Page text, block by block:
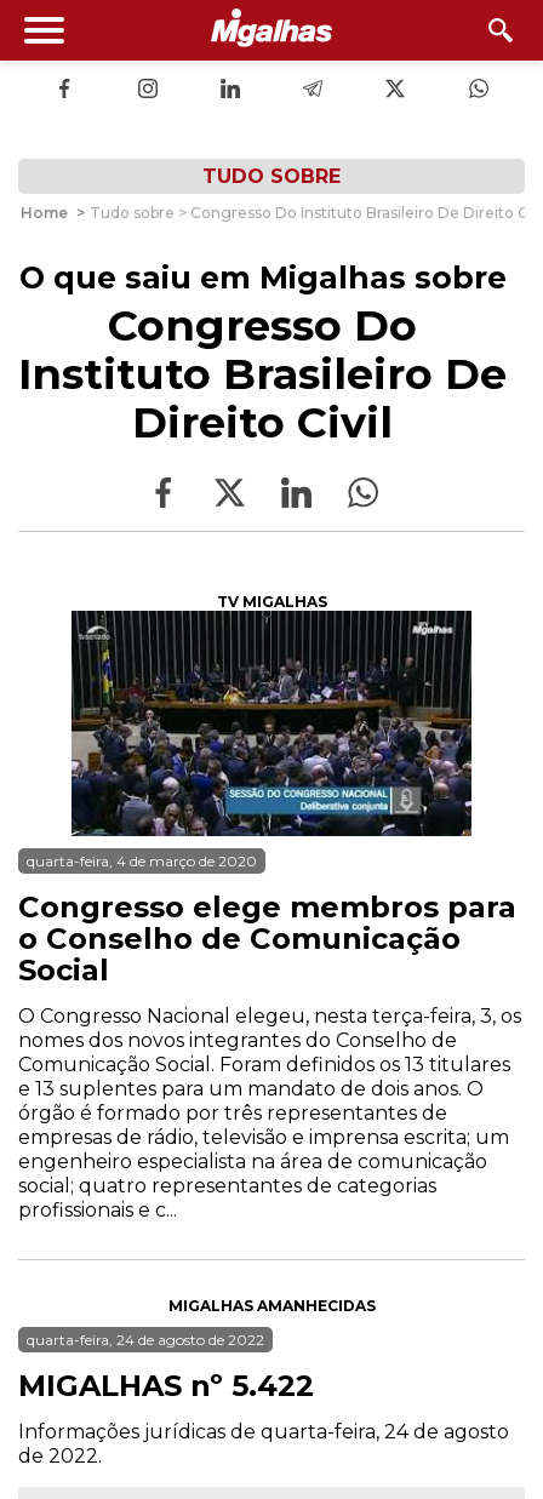
TUDO SOBRE
Home > Tudo sobre > Congresso Do Instituto Brasileiro De Direito
O que saiu em Migalhas sobre
Congresso Do
Instituto Brasileiro De
Direito Civil
TV MIGALHAS
quarta-feira, 4 de março de 2020
Congresso elege membros para
o Conselho de Comunicação
Social
O Congresso Nacional elegeu, nesta terça-feira, 3, os
nomes dos novos integrantes do Conselho de
Comunicação Social. Foram definidos os 13 titulares
e 13 suplentes para um mandato de dois anos. O
órgão é formado por três representantes de
empresas de rádio, televisão e imprensa escrita; um
engenheiro especialista na área de comunicação
social; quatro representantes de categorias
profissionais e c...
MIGALHAS AMANHECIDAS
quarta-feira, 24 de agosto de 2022
MIGALHAS nº 5.422
Informações jurídicas de quarta-feira, 24 de agosto
de 2022.